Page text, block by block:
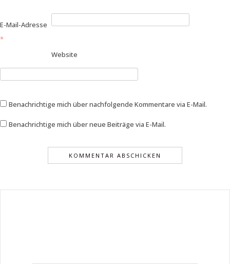
E-Mail-Adresse
*
Website
Benachrichtige mich über nachfolgende Kommentare via E-Mail.
Benachrichtige mich über neue Beiträge via E-Mail.